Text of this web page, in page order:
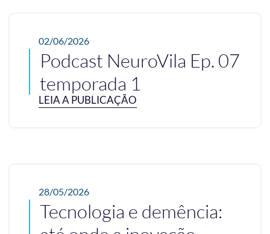
02/06/2026
Podcast NeuroVila Ep. 07
temporada 1
LEIA A PUBLICAÇÃO
28/05/2026
Tecnologia e demência: